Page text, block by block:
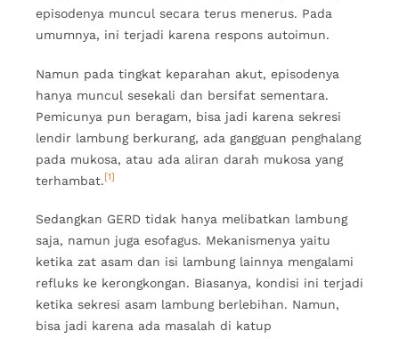
episodenya muncul secara terus menerus. Pada
umumnya, ini terjadi karena respons autoimun.
Namun pada tingkat keparahan akut, episodenya
hanya muncul sesekali dan bersifat sementara.
Pemicunya pun beragam, bisa jadi karena sekresi
lendir lambung berkurang, ada gangguan penghalang
pada mukosa, atau ada aliran darah mukosa yang
terhambat. [1]
Sedangkan GERD tidak hanya melibatkan lambung
saja, namun juga esofagus. Mekanismenya yaitu
ketika zat asam dan isi lambung lainnya mengalami
refluks ke kerongkongan. Biasanya, kondisi ini terjadi
ketika sekresi asam lambung berlebihan. Namun,
bisa jadi karena ada masalah di katup